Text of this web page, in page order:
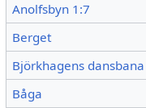
Anolfsbyn 1:7
Berget
Björkhagens dansbana
Båga